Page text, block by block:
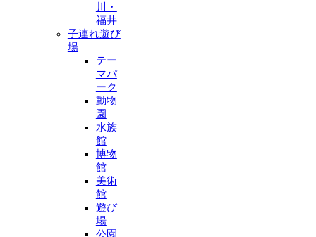
川・
福井
子連れ遊び
場
テー
マパ
ーク
動物
園
水族
館
博物
館
美術
館
遊び
場
公園